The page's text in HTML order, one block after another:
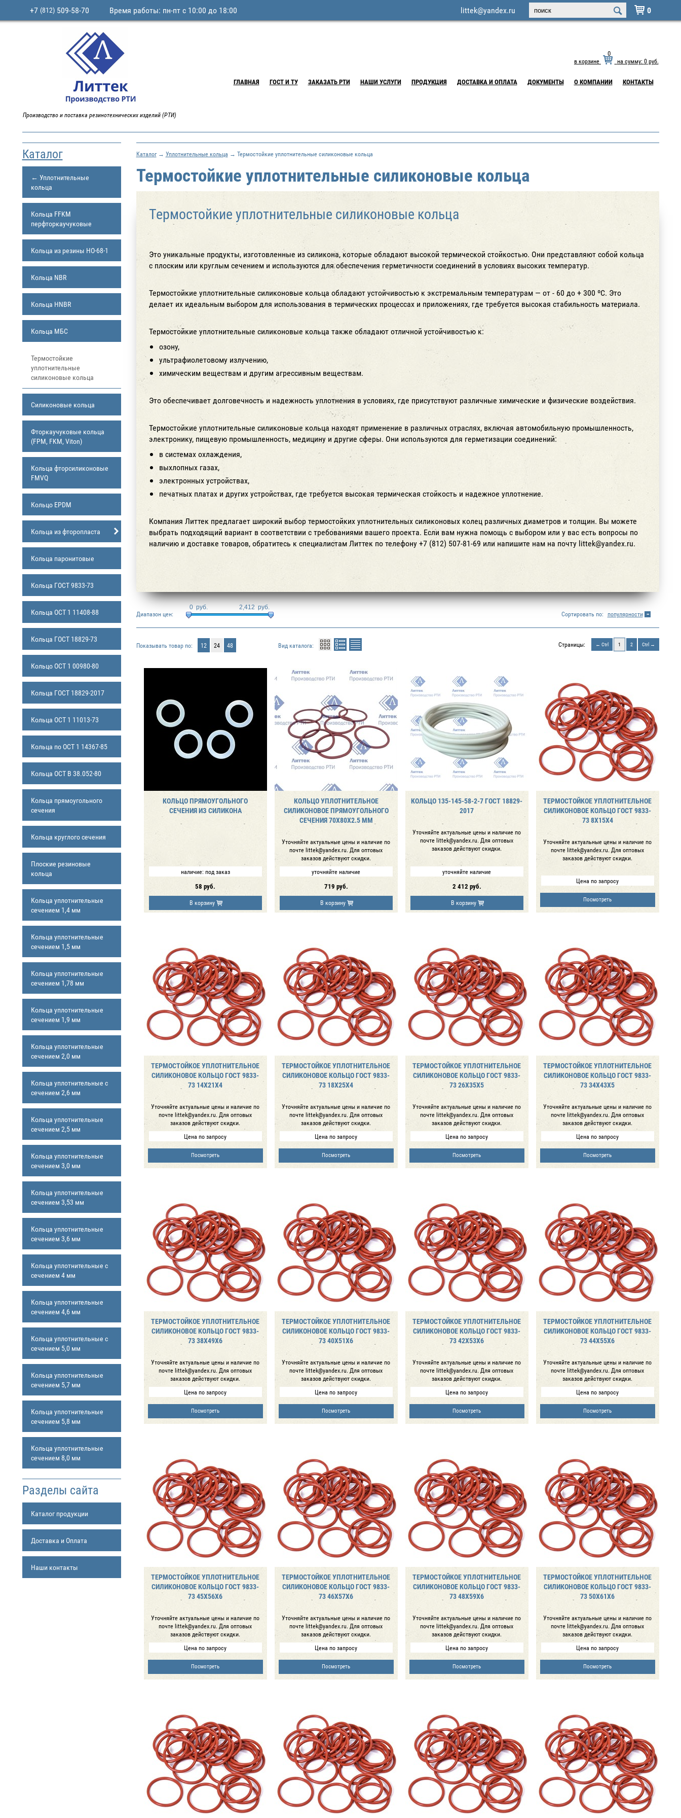
 0
+7 (812)509-58-70 Время работы: пн-пт с 10:00 до 18:00 littek@yandex.ru
Производство и поставка резинотехнических изделий (РТИ)
в корзине
0
на сумму: 0руб.
ГЛАВНАЯ ГОСТ И ТУ ЗАКАЗАТЬ РТИ НАШИ УСЛУГИ ПРОДУКЦИЯ ДОСТАВКА И ОПЛАТА ДОКУМЕНТЫ О КОМПАНИИ КОНТАКТЫ
Каталог
← Уплотнительные
кольца
Кольца FFKM
перфторкаучуковые
Кольца из резины НО-68-1
Кольца NBR
Кольца HNBR
Кольца МБС
Термостойкие
уплотнительные
силиконовые кольца
Силиконовые кольца
Фторкаучуковые кольца
(FPM, FKM, Viton)
Кольца фторсиликоновые
FMVQ
Кольцо EPDM
Кольца из фторопласта
Кольца паронитовые
Кольца ГОСТ 9833-73
Кольца ОСТ 1 11408-88
Кольца ГОСТ 18829-73
Кольцо ОСТ 1 00980-80
Кольца ГОСТ 18829-2017
Кольца ОСТ 1 11013-73
Кольца по ОСТ 1 14367-85
Кольца ОСТ В 38.052-80
Кольца прямоугольного
сечения
Кольца круглого сечения
Плоские резиновые
кольца
Кольца уплотнительные
сечением 1,4 мм
Кольца уплотнительные
сечением 1,5 мм
Кольца уплотнительные
сечением 1,78 мм
Кольца уплотнительные
сечением 1,9 мм
Кольца уплотнительные
сечением 2,0 мм
Кольца уплотнительные с
сечением 2,6 мм
Кольца уплотнительные
сечением 2,5 мм
Кольца уплотнительные
сечением 3,0 мм
Кольца уплотнительные
сечением 3,53 мм
Кольца уплотнительные
сечением 3,6 мм
Кольца уплотнительные с
сечением 4 мм
Кольца уплотнительные
сечением 4,6 мм
Кольца уплотнительные с
сечением 5,0 мм
Кольца уплотнительные
сечением 5,7 мм
Кольца уплотнительные
сечением 5,8 мм
Кольца уплотнительные
сечением 8,0 мм
Разделы сайта
Каталог продукции
Доставка и Оплата
Наши контакты
Каталог→ Уплотнительные кольца → Термостойкие уплотнительные силиконовые кольца
Термостойкие уплотнительные силиконовые кольца
Термостойкие уплотнительные силиконовые кольца
Это уникальные продукты, изготовленные из силикона, которые обладают высокой термической стойкостью. Они представляют собой кольца
с плоским или круглым сечением и используются для обеспечения герметичности соединений в условиях высоких температур.
Термостойкие уплотнительные силиконовые кольца обладают устойчивостью к экстремальным температурам — от - 60 до + 300 ºС. Это
делает их идеальным выбором для использования в термических процессах и приложениях, где требуется высокая стабильность материала.
Термостойкие уплотнительные силиконовые кольца также обладают отличной устойчивостью к:
озону,
ультрафиолетовому излучению,
химическим веществам и другим агрессивным веществам.
Это обеспечивает долговечность и надежность уплотнения в условиях, где присутствуют различные химические и физические воздействия.
Термостойкие уплотнительные силиконовые кольца находят применение в различных отраслях, включая автомобильную промышленность,
электронику, пищевую промышленность, медицину и другие сферы. Они используются для герметизации соединений:
в системах охлаждения,
выхлопных газах,
электронных устройствах,
печатных платах и других устройствах, где требуется высокая термическая стойкость и надежное уплотнение.
Компания Литтек предлагает широкий выбор термостойких уплотнительных силиконовых колец различных диаметров и толщин. Вы можете
выбрать подходящий вариант в соответствии с требованиями вашего проекта. Если вам нужна помощь с выбором или у вас есть вопросы по
наличию и доставке товаров, обратитесь к специалистам Литтек по телефону +7 (812) 507-81-69 или напишите нам на почту littek@yandex.ru.
Диапазон цен:
0руб. 2,412 руб.
Сортировать по: популярности
Показывать товар по: 12 24 48 Вид каталога: Страницы: Ctrl 1 2 Ctrl
КОЛЬЦО ПРЯМОУГОЛЬНОГО
СЕЧЕНИЯ ИЗ СИЛИКОНА
наличие: под заказ
58 руб.
В корзину
КОЛЬЦО УПЛОТНИТЕЛЬНОЕ
СИЛИКОНОВОЕ ПРЯМОУГОЛЬНОГО
СЕЧЕНИЯ 70Х80Х2.5 ММ
Уточняйте актуальные цены и наличие по
почте littek@yandex.ru. Для оптовых
заказов действуют скидки.
уточняйте наличие
719 руб.
В корзину
КОЛЬЦО 135-145-58-2-7 ГОСТ 18829-
2017
Уточняйте актуальные цены и наличие по
почте littek@yandex.ru. Для оптовых
заказов действуют скидки.
уточняйте наличие
2 412 руб.
В корзину
ТЕРМОСТОЙКОЕ УПЛОТНИТЕЛЬНОЕ
СИЛИКОНОВОЕ КОЛЬЦО ГОСТ 9833-
73 8Х15Х4
Уточняйте актуальные цены и наличие по
почте littek@yandex.ru. Для оптовых
заказов действуют скидки.
Цена по запросу
Посмотреть
ТЕРМОСТОЙКОЕ УПЛОТНИТЕЛЬНОЕ
СИЛИКОНОВОЕ КОЛЬЦО ГОСТ 9833-
73 14Х21Х4
Уточняйте актуальные цены и наличие по
почте littek@yandex.ru. Для оптовых
заказов действуют скидки.
Цена по запросу
Посмотреть
ТЕРМОСТОЙКОЕ УПЛОТНИТЕЛЬНОЕ
СИЛИКОНОВОЕ КОЛЬЦО ГОСТ 9833-
73 18Х25Х4
Уточняйте актуальные цены и наличие по
почте littek@yandex.ru. Для оптовых
заказов действуют скидки.
Цена по запросу
Посмотреть
ТЕРМОСТОЙКОЕ УПЛОТНИТЕЛЬНОЕ
СИЛИКОНОВОЕ КОЛЬЦО ГОСТ 9833-
73 26Х35Х5
Уточняйте актуальные цены и наличие по
почте littek@yandex.ru. Для оптовых
заказов действуют скидки.
Цена по запросу
Посмотреть
ТЕРМОСТОЙКОЕ УПЛОТНИТЕЛЬНОЕ
СИЛИКОНОВОЕ КОЛЬЦО ГОСТ 9833-
73 34Х43Х5
Уточняйте актуальные цены и наличие по
почте littek@yandex.ru. Для оптовых
заказов действуют скидки.
Цена по запросу
Посмотреть
ТЕРМОСТОЙКОЕ УПЛОТНИТЕЛЬНОЕ
СИЛИКОНОВОЕ КОЛЬЦО ГОСТ 9833-
73 38Х49Х6
Уточняйте актуальные цены и наличие по
почте littek@yandex.ru. Для оптовых
заказов действуют скидки.
Цена по запросу
Посмотреть
ТЕРМОСТОЙКОЕ УПЛОТНИТЕЛЬНОЕ
СИЛИКОНОВОЕ КОЛЬЦО ГОСТ 9833-
73 40Х51Х6
Уточняйте актуальные цены и наличие по
почте littek@yandex.ru. Для оптовых
заказов действуют скидки.
Цена по запросу
Посмотреть
ТЕРМОСТОЙКОЕ УПЛОТНИТЕЛЬНОЕ
СИЛИКОНОВОЕ КОЛЬЦО ГОСТ 9833-
73 42Х53Х6
Уточняйте актуальные цены и наличие по
почте littek@yandex.ru. Для оптовых
заказов действуют скидки.
Цена по запросу
Посмотреть
ТЕРМОСТОЙКОЕ УПЛОТНИТЕЛЬНОЕ
СИЛИКОНОВОЕ КОЛЬЦО ГОСТ 9833-
73 44Х55Х6
Уточняйте актуальные цены и наличие по
почте littek@yandex.ru. Для оптовых
заказов действуют скидки.
Цена по запросу
Посмотреть
ТЕРМОСТОЙКОЕ УПЛОТНИТЕЛЬНОЕ
СИЛИКОНОВОЕ КОЛЬЦО ГОСТ 9833-
73 45Х56Х6
Уточняйте актуальные цены и наличие по
почте littek@yandex.ru. Для оптовых
заказов действуют скидки.
Цена по запросу
Посмотреть
ТЕРМОСТОЙКОЕ УПЛОТНИТЕЛЬНОЕ
СИЛИКОНОВОЕ КОЛЬЦО ГОСТ 9833-
73 46Х57Х6
Уточняйте актуальные цены и наличие по
почте littek@yandex.ru. Для оптовых
заказов действуют скидки.
Цена по запросу
Посмотреть
ТЕРМОСТОЙКОЕ УПЛОТНИТЕЛЬНОЕ
СИЛИКОНОВОЕ КОЛЬЦО ГОСТ 9833-
73 48Х59Х6
Уточняйте актуальные цены и наличие по
почте littek@yandex.ru. Для оптовых
заказов действуют скидки.
Цена по запросу
Посмотреть
ТЕРМОСТОЙКОЕ УПЛОТНИТЕЛЬНОЕ
СИЛИКОНОВОЕ КОЛЬЦО ГОСТ 9833-
73 50Х61Х6
Уточняйте актуальные цены и наличие по
почте littek@yandex.ru. Для оптовых
заказов действуют скидки.
Цена по запросу
Посмотреть